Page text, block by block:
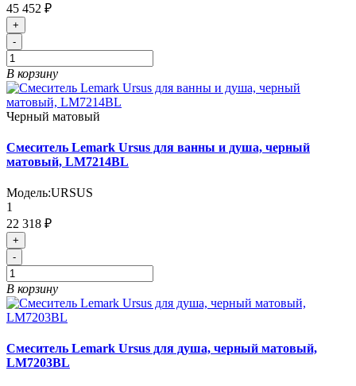
45 452 ₽
+
-
В корзину
Черный матовый
Смеситель Lemark Ursus для ванны и душа, черный
матовый, LM7214BL
Модель:URSUS
1
22 318 ₽
+
-
В корзину
Смеситель Lemark Ursus для душа, черный матовый,
LM7203BL